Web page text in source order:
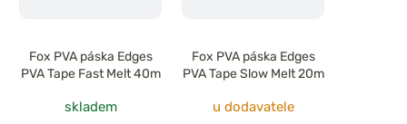
Fox PVA páska Edges
PVA Tape Fast Melt 40m
skladem
Fox PVA páska Edges
PVA Tape Slow Melt 20m
u dodavatele